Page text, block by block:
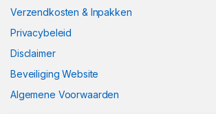
Verzendkosten & Inpakken
Privacybeleid
Disclaimer
Beveiliging Website
Algemene Voorwaarden